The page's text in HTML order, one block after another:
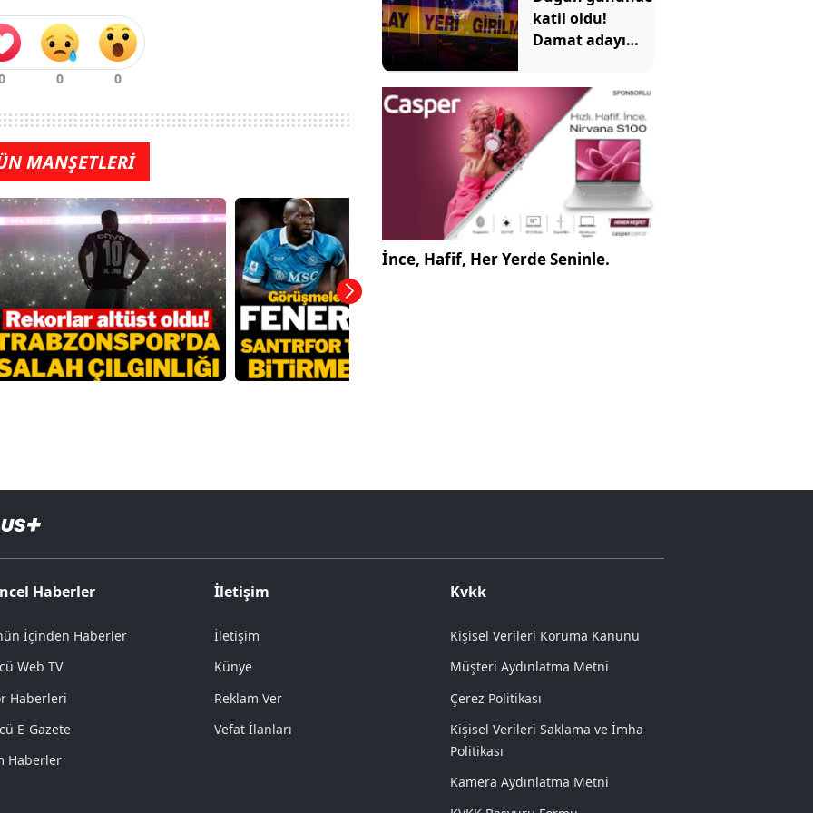
MANŞETLERİ
görüntü tepki
çekti
katil oldu!
Damat adayı
cezaevine girdi
İnce, Hafif, Her Yerde Seninle.
Haberler
İçinden Haberler
Web TV
Haberleri
E-Gazete
Haberler
İletişim
İletişim
Künye
Reklam Ver
Vefat İlanları
Kvkk
Kişisel Verileri Koruma Kanunu
Müşteri Aydınlatma Metni
Çerez Politikası
Kişisel Verileri Saklama ve İmha
Politikası
Kamera Aydınlatma Metni